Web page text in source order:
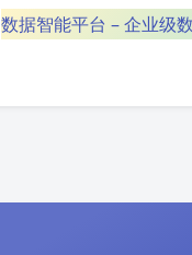
数据智能平台 – 企业级